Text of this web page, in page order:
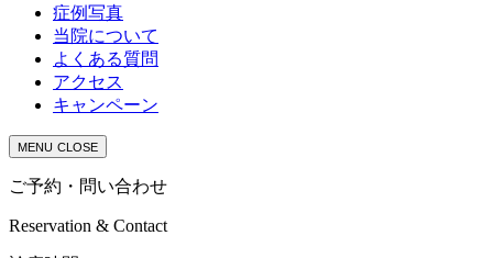
症例写真
当院について
よくある質問
アクセス
キャンペーン
MENU CLOSE
ご予約・問い合わせ
Reservation & Contact